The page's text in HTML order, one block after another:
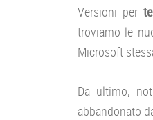
Versioni per
troviamo le
Microsoft
Da ultimo,
abbandonato